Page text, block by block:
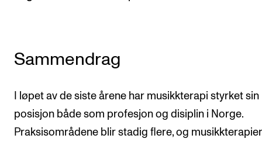
Sammendrag
I løpet av de siste årene har musikkterapi styrket sin
posisjon både som profesjon og disiplin i Norge.
Praksisområdene blir stadig flere, og